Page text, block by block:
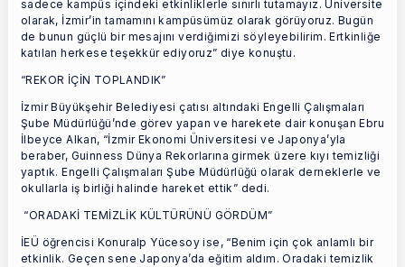
sadece kampüs içindeki etkinliklerle sınırlı tutamayız. Üniversite
olarak, İzmir’in tamamını kampüsümüz olarak görüyoruz. Bugün
de bunun güçlü bir mesajını verdiğimizi söyleyebilirim. Ertkinliğe
katılan herkese teşekkür ediyoruz” diye konuştu.
“REKOR İÇİN TOPLANDIK”
İzmir Büyükşehir Belediyesi çatısı altındaki Engelli Çalışmaları
Şube Müdürlüğü’nde görev yapan ve harekete dair konuşan Ebru
İlbeyce Alkan, “İzmir Ekonomi Üniversitesi ve Japonya’yla
beraber, Guinness Dünya Rekorlarına girmek üzere kıyı temizliği
yaptık. Engelli Çalışmaları Şube Müdürlüğü olarak derneklerle ve
okullarla iş birliği halinde hareket ettik” dedi.
“ORADAKİ TEMİZLİK KÜLTÜRÜNÜ GÖRDÜM”
İEÜ öğrencisi Konuralp Yücesoy ise, “Benim için çok anlamlı bir
etkinlik. Geçen sene Japonya’da eğitim aldım. Oradaki temizlik